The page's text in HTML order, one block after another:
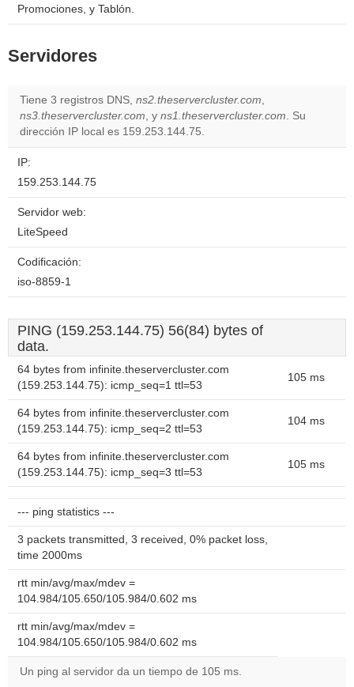
Promociones, y Tablón.
Servidores
Tiene 3 registros DNS, ns2.theservercluster.com,
ns3.theservercluster.com, y ns1.theservercluster.com. Su
dirección IP local es 159.253.144.75.
IP:
159.253.144.75
Servidor web:
LiteSpeed
Codificación:
iso-8859-1
PING (159.253.144.75) 56(84) bytes of
data.
64 bytes from infinite.theservercluster.com
(159.253.144.75): icmp_seq=1 ttl=53
105 ms
64 bytes from infinite.theservercluster.com
(159.253.144.75): icmp_seq=2 ttl=53
104 ms
64 bytes from infinite.theservercluster.com
(159.253.144.75): icmp_seq=3 ttl=53
105 ms
--- ping statistics ---
3 packets transmitted, 3 received, 0% packet loss,
time 2000ms
rtt min/avg/max/mdev =
104.984/105.650/105.984/0.602 ms
rtt min/avg/max/mdev =
104.984/105.650/105.984/0.602 ms
Un ping al servidor da un tiempo de 105 ms.